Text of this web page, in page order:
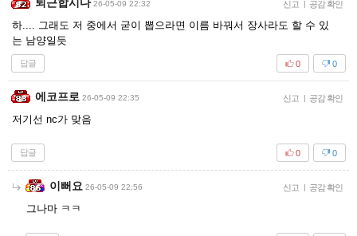
26-05-09 22:32 신고 | 공감 확인
하.... 그래도 저 중에서 굳이 뽑으라면 이름 바꿔서 장사라도 할 수 있
는 남양일듯
답글 0
0
에코프로 26-05-09 22:35 신고 | 공감 확인
저기선 nc가 맞음
답글 0
0
이뻐요 26-05-09 22:56 신고 | 공감 확인
그나마 ㅋㅋ